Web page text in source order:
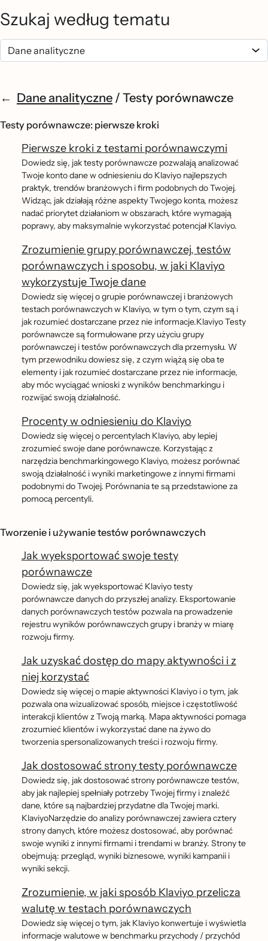
Szukaj według tematu
Dane analityczne / Testy porównawcze
Testy porównawcze: pierwsze kroki
Pierwsze kroki z testami porównawczymi
Dowiedz się, jak testy porównawcze pozwalają analizować
Twoje konto dane w odniesieniu do Klaviyo najlepszych
praktyk, trendów branżowych i firm podobnych do Twojej.
Widząc, jak działają różne aspekty Twojego konta, możesz
nadać priorytet działaniom w obszarach, które wymagają
poprawy, aby maksymalnie wykorzystać potencjał Klaviyo.
Zrozumienie grupy porównawczej, testów
porównawczych i sposobu, w jaki Klaviyo
wykorzystuje Twoje dane
Dowiedz się więcej o grupie porównawczej i branżowych
testach porównawczych w Klaviyo, w tym o tym, czym są i
jak rozumieć dostarczane przez nie informacje.Klaviyo Testy
porównawcze są formułowane przy użyciu grupy
porównawczej i testów porównawczych dla przemysłu. W
tym przewodniku dowiesz się, z czym wiążą się oba te
elementy i jak rozumieć dostarczane przez nie informacje,
aby móc wyciągać wnioski z wyników benchmarkingu i
rozwijać swoją działalność.
Procenty w odniesieniu do Klaviyo
Dowiedz się więcej o percentylach Klaviyo, aby lepiej
zrozumieć swoje dane porównawcze. Korzystając z
narzędzia benchmarkingowego Klaviyo, możesz porównać
swoją działalność i wyniki marketingowe z innymi firmami
podobnymi do Twojej. Porównania te są przedstawione za
pomocą percentyli.
Tworzenie i używanie testów porównawczych
Jak wyeksportować swoje testy
porównawcze
Dowiedz się, jak wyeksportować Klaviyo testy
porównawcze danych do przyszłej analizy. Eksportowanie
danych porównawczych testów pozwala na prowadzenie
rejestru wyników porównawczych grupy i branży w miarę
rozwoju firmy.
Jak uzyskać dostęp do mapy aktywności i z
niej korzystać
Dowiedz się więcej o mapie aktywności Klaviyo i o tym, jak
pozwala ona wizualizować sposób, miejsce i częstotliwość
interakcji klientów z Twoją marką. Mapa aktywności pomaga
zrozumieć klientów i wykorzystać dane na żywo do
tworzenia spersonalizowanych treści i rozwoju firmy.
Jak dostosować strony testy porównawcze
Dowiedz się, jak dostosować strony porównawcze testów,
aby jak najlepiej spełniały potrzeby Twojej firmy i znaleźć
dane, które są najbardziej przydatne dla Twojej marki.
KlaviyoNarzędzie do analizy porównawczej zawiera cztery
strony danych, które możesz dostosować, aby porównać
swoje wyniki z innymi firmami i trendami w branży. Strony te
obejmują: przegląd, wyniki biznesowe, wyniki kampanii i
wyniki sekcji.
Zrozumienie, w jaki sposób Klaviyo przelicza
walutę w testach porównawczych
Dowiedz się więcej o tym, jak Klaviyo konwertuje i wyświetla
informacje walutowe w benchmarku przychody / przychód